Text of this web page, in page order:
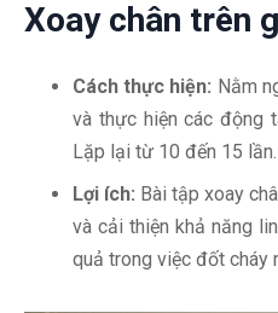
Xoay chân trên
Cách thực hiện: Nằm
và thực hiện các động
Lặp lại từ 10 đến 15 lần.
Lợi ích: Bài tập xoay
và cải thiện khả năng
quả trong việc đốt cháy